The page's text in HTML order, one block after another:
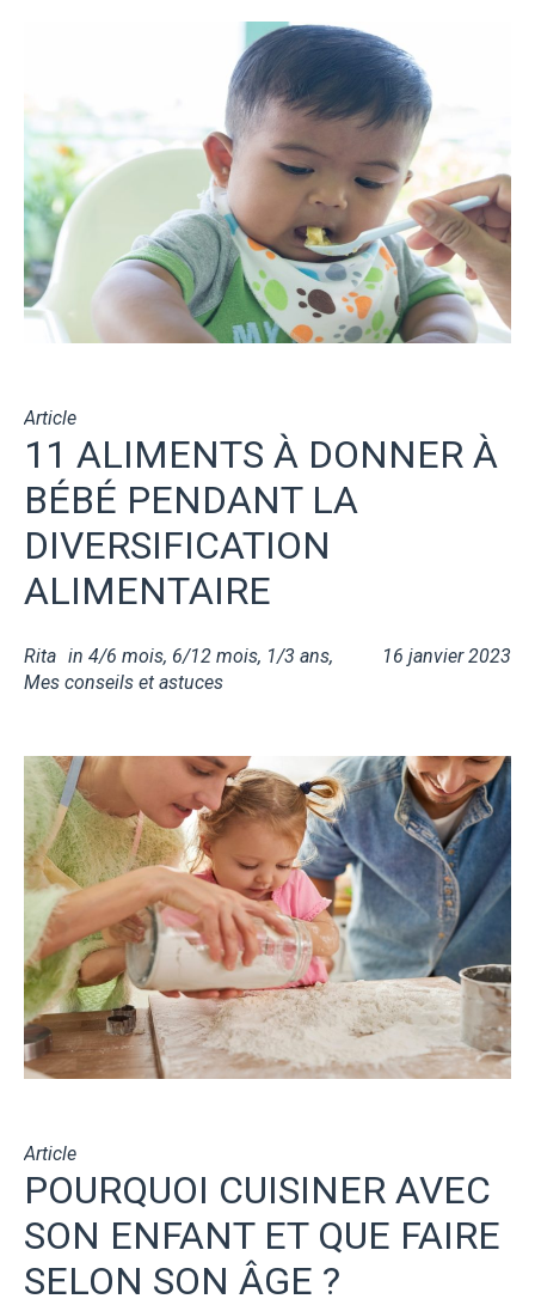
Article
11 ALIMENTS À DONNER À
BÉBÉ PENDANT LA
DIVERSIFICATION
ALIMENTAIRE
16 janvier 2023
Rita in 4/6 mois, 6/12 mois, 1/3 ans,
Mes conseils et astuces
Article
POURQUOI CUISINER AVEC
SON ENFANT ET QUE FAIRE
SELON SON ÂGE ?